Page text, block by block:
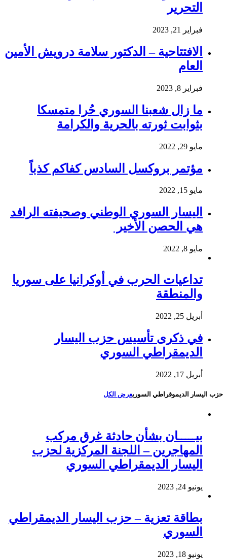
التحرير
فبراير 21, 2023
الافتتاحية – الدكتور سلامة درويش الأمين
العام
فبراير 8, 2023
ما زال شعبنا السوري حُرا متمسكا
بثوابت ثورته بالحرية والكرامة
مايو 29, 2022
مؤتمر بروكسل السادس كفاكم كذباً
مايو 15, 2022
اليسار السوري الوطني وصحيفته الرافد
هي الحصن الأخير
مايو 8, 2022
تداعيات الحرب في أوكرانيا على سوريا
والمنطقة
أبريل 25, 2022
في ذكرى تأسيس حزب اليسار
الديمقراطي السوري
أبريل 17, 2022
حزب اليسار الديموقراطي السوريعرض الكل
بيـــــان بشأن حادثة غرق مركب
المهاجرين – اللجنة المركزية لحزب
اليسار الديمقراطي السوري
يونيو 24, 2023
بطاقة تعزية – حزب اليسار الديمقراطي
السوري
يونيو 18, 2023